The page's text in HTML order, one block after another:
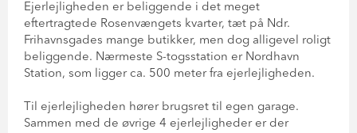
Ejerlejligheden er beliggende i det meget
eftertragtede Rosenvængets kvarter, tæt på Ndr.
Frihavnsgades mange butikker, men dog alligevel roligt
beliggende. Nærmeste S-togsstation er Nordhavn
Station, som ligger ca. 500 meter fra ejerlejligheden.
Til ejerlejligheden hører brugsret til egen garage.
Sammen med de øvrige 4 ejerlejligheder er der